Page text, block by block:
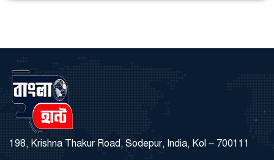
198, Krishna Thakur Road, Sodepur, India, Kol – 700111